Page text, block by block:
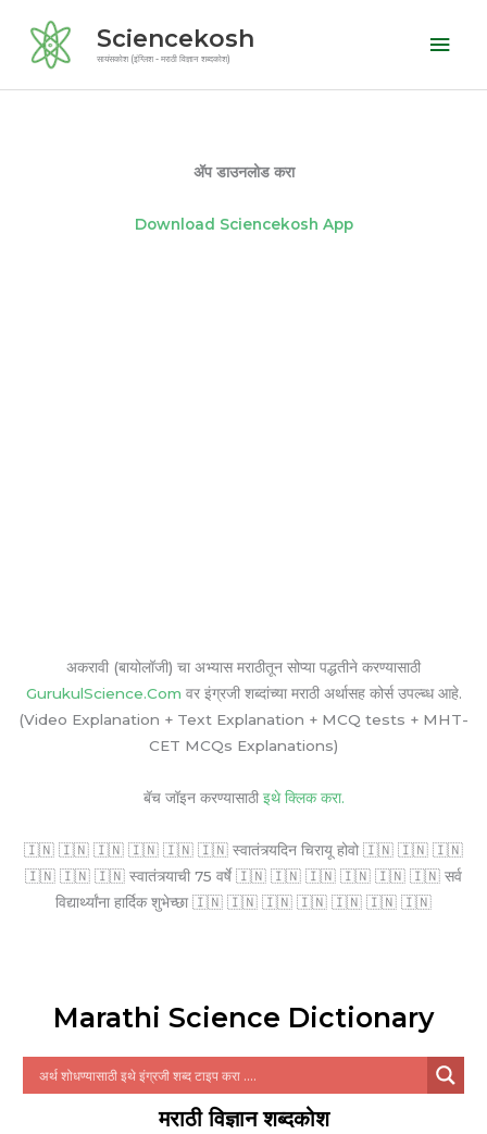
content
Sciencekosh
सायंसकोश (इंग्लिश - मराठी विज्ञान शब्दकोश)
ॲप डाउनलोड करा
Download Sciencekosh App
अकरावी (बायोलॉजी) चा अभ्यास मराठीतून सोप्या पद्धतीने करण्यासाठी
GurukulScience.Com वर इंग्रजी शब्दांच्या मराठी अर्थासह कोर्स उपल्ब्ध आहे.
(Video Explanation + Text Explanation + MCQ tests + MHT-
CET MCQs Explanations)
बॅच जॉइन करण्यासाठी इथे क्लिक करा.
🇮🇳 🇮🇳 🇮🇳 🇮🇳 🇮🇳 🇮🇳 स्वातंत्र्यदिन चिरायू होवो 🇮🇳 🇮🇳 🇮🇳
🇮🇳 🇮🇳 🇮🇳 स्वातंत्र्याची 75 वर्षे 🇮🇳 🇮🇳 🇮🇳 🇮🇳 🇮🇳 🇮🇳 सर्व
विद्यार्थ्यांना हार्दिक शुभेच्छा 🇮🇳 🇮🇳 🇮🇳 🇮🇳 🇮🇳 🇮🇳 🇮🇳
Marathi Science Dictionary
मराठी विज्ञान शब्दकोश